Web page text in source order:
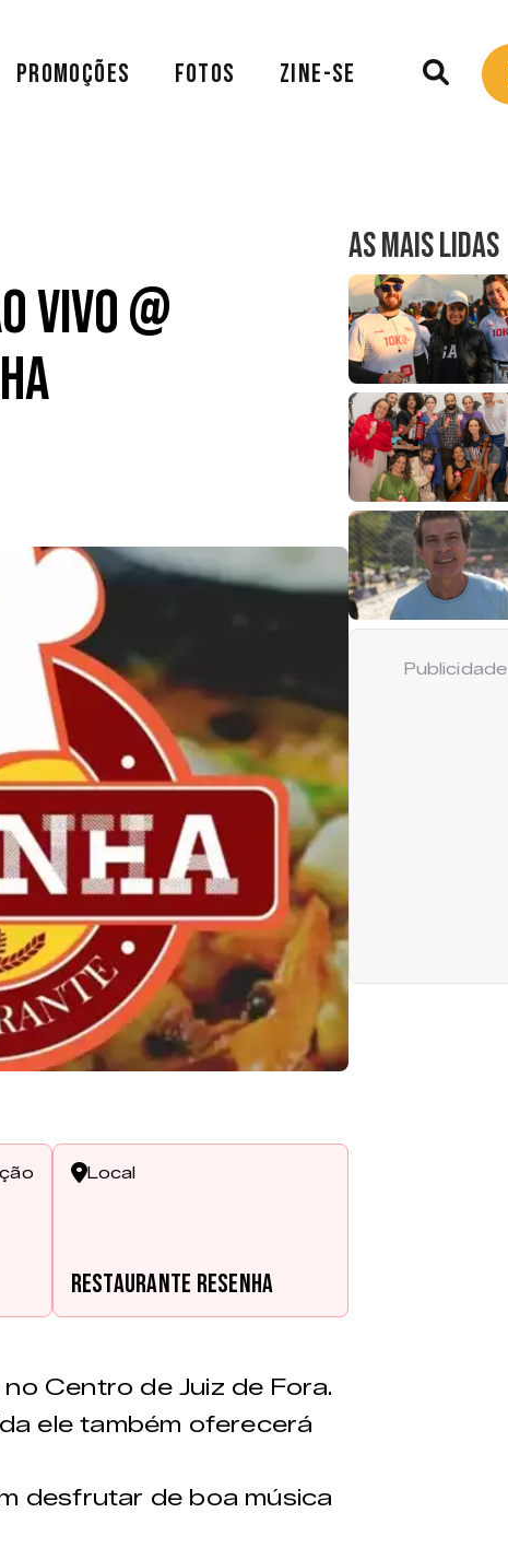
PROMOÇÕES FOTOS ZINE-SE
vivo @
Local
Restaurante Resenha
Centro de Juiz de Fora.
ele também oferecerá
desfrutar de boa música
AS MAIS LIDAS
Publicidade